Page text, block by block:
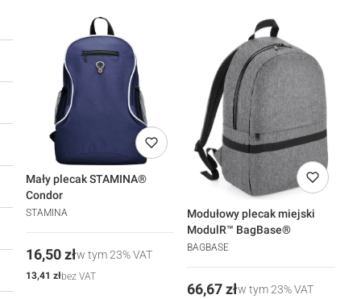
Mały plecak STAMINA®
Condor
STAMINA
Cena
16,50 złw tym23%VAT
Cena
13,41 złbez VAT
Modułowy plecak miejski
ModulR™ BagBase®
BAGBASE
Cena
66,67 złw tym23%VAT